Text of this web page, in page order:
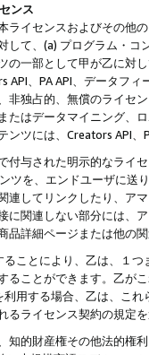
ンス
ライセンスおよびその他
して、(a) プログラム・
の一部として甲が乙に対
API、PA API、データフ
非独占的、無償のライセ
たはデータマイニング、
ンツには、Creators API
付与された明示的なライ
ツを、エンドユーザに
連してリンクしたり、ア
に関連しない部分には、
品詳細ページまたは他の
ことにより、乙は、１
ることができます。乙が
用する場合、乙は、こ
るライセンス契約の規定
知的財産権その他法的権